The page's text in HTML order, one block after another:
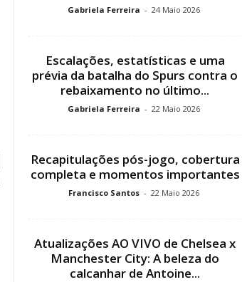
Gabriela Ferreira - 24 Maio 2026
Escalações, estatísticas e uma
prévia da batalha do Spurs contra o
rebaixamento no último...
Gabriela Ferreira - 22 Maio 2026
Recapitulações pós-jogo, cobertura
completa e momentos importantes
Francisco Santos - 22 Maio 2026
Atualizações AO VIVO de Chelsea x
Manchester City: A beleza do
calcanhar de Antoine...